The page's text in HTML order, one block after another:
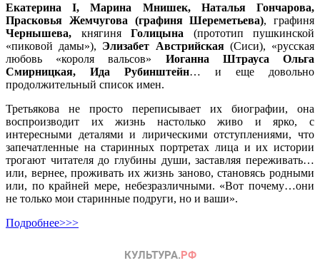
Екатерина I, Марина Мнишек, Наталья Гончарова,
Прасковья Жемчугова (графиня Шереметьева), графиня
Чернышева, княгиня Голицына (прототип пушкинской
«пиковой дамы»), Элизабет Австрийская(Сиси), «русская
любовь «короля вальсов» Иоганна Штрауса Ольга
Смирницкая, Ида Рубинштейн… и еще довольно
продолжительный список имен.
Третьякова не просто переписывает их биографии, она
воспроизводит их жизнь настолько живо и ярко, с
интересными деталями и лирическими отступлениями, что
запечатленные на старинных портретах лица и их истории
трогают читателя до глубины души, заставляя переживать…
или, вернее, проживать их жизнь заново, становясь родными
или, по крайней мере, небезразличными. «Вот почему…они
не только мои старинные подруги, но и ваши».
Подробнее>>>